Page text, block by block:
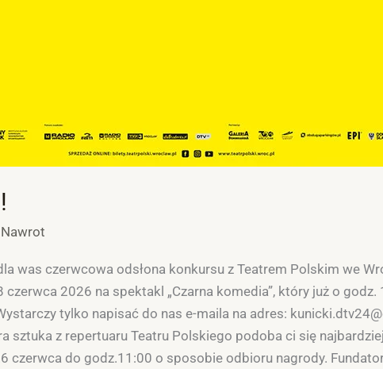
was czerwcowa odsłona konkursu z Teatrem Polskim we
czerwca 2026 na spektakl „Czarna komedia”, który już o
tylko napisać do nas e-maila na adres:
sztuka z repertuaru Teatru Polskiego podoba ci się
czerwca do godz.11:00 o sposobie odbioru nagrody.